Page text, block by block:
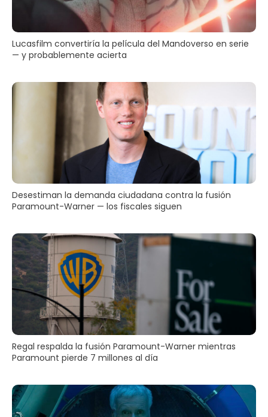
Lucasfilm convertiría la película del Mandoverso en serie
— y probablemente acierta
Desestiman la demanda ciudadana contra la fusión
Paramount-Warner — los fiscales siguen
Regal respalda la fusión Paramount-Warner mientras
Paramount pierde 7 millones al día